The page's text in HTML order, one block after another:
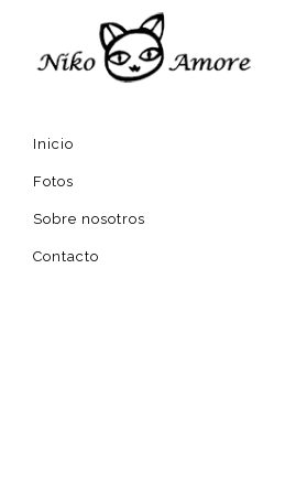
Inicio
Fotos
Sobre nosotros
Contacto